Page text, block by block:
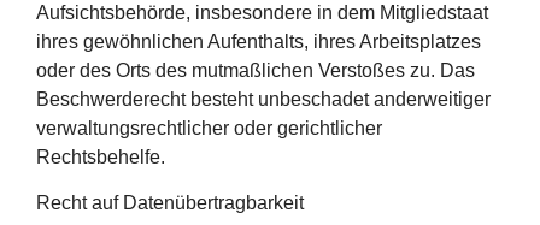
Aufsichtsbehörde, insbesondere in dem Mitgliedstaat
ihres gewöhnlichen Aufenthalts, ihres Arbeitsplatzes
oder des Orts des mutmaßlichen Verstoßes zu. Das
Beschwerderecht besteht unbeschadet anderweitiger
verwaltungsrechtlicher oder gerichtlicher
Rechtsbehelfe.
Recht auf Daten­übertrag­barkeit